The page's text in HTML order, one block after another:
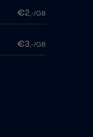
€2,-/GB
€3,-/GB